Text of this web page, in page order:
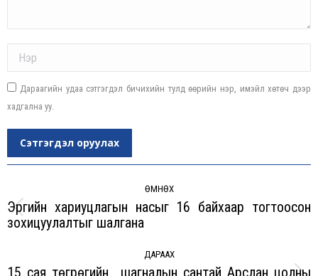
Дараагийн удаа сэтгэгдэл бичихийн тулд өөрийн нэр, имэйл хөтөч дээр
хадгална уу.
Сэтгэгдэл оруулах
ӨМНӨХ
Previous
Эрүүгийн хариуцлагын насыг 16 байхаар тогтоосон
зохицуулалтыг шалгана
ДАРААХ